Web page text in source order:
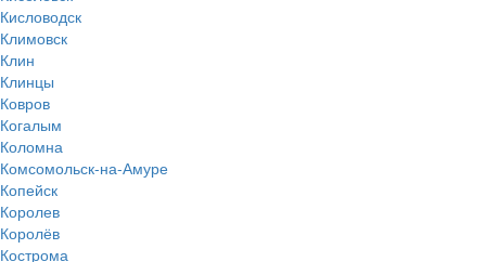
Кисловодск
Климовск
Клин
Клинцы
Ковров
Когалым
Коломна
Комсомольск-на-Амуре
Копейск
Королев
Королёв
Кострома